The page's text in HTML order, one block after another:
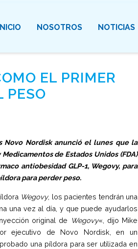
NOSOTROS NOTICIAS
EL PRIMER
PESO
Novo Nordisk anunció el lunes que la
de Estados Unidos (FDA)
antiobesidad GLP-1, Wegovy, para
para perder peso.
Wegovy, los pacientes tendrán una
una vez al día, y que puede ayudarlos
original de Wegovy«, dijo Mike
ejecutivo de Novo Nordisk, en un
una píldora para ser utilizada en